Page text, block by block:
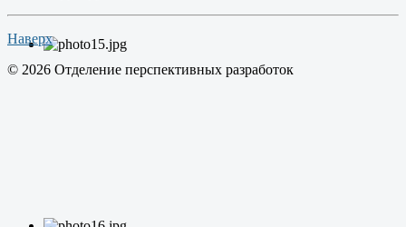
Наверх
© 2026 Отделение перспективных разработок